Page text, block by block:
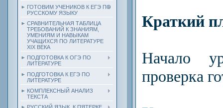
ГОТОВИМ УЧЕНИКОВ К ЕГЭ ПО
РУССКОМУ ЯЗЫКУ
СРАВНИТЕЛЬНАЯ ТАБЛИЦА
ТРЕБОВАНИЙ К ЗНАНИЯМ,
УМЕНИЯМ И НАВЫКАМ
УЧАЩИХСЯ ПО ЛИТЕРАТУРЕ
ХIХ ВЕКА
ПОДГОТОВКА К ОГЭ ПО
ЛИТЕРАТУРЕ
ПОДГОТОВКА К ЕГЭ ПО
ЛИТЕРАТУРЕ
КОМПЛЕКСНЫЙ АНАЛИЗ
ТЕКСТА
Краткий
Начало
проверка